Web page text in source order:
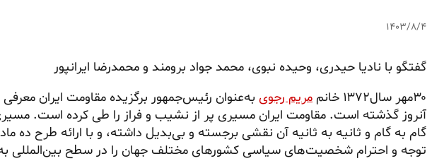
۱۴۰۳/۸/۴
گفتگو با نادیا حیدری، وحیده نبوی، محمد جواد برومند و محمدرضا ایرانپور
۳۰مهر سال۱۳۷۲ خانم
مریم رجوی به‌عنوان رئیس‌جمهور برگزیده مقاومت ایران
آنروز گذشته است. مقاومت ایران مسیری پر از نشیب و فراز را طی کرده است.
گام به گام و ثانیه به ثانیه آن نقشی برجسته و بی‌بدیل داشته، و با ارائه طرح ده
توجه و احترام شخصیت‌های سیاسی کشورهای مختلف جهان را در سطح